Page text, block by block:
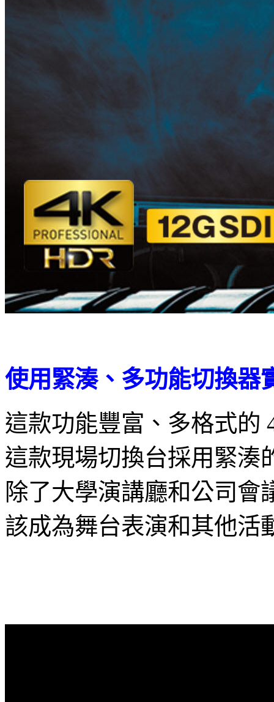
使用緊湊、多功能切換器
這款功能豐富、多格式的
這款現場切換台採用緊湊
除了大學演講廳和公司會
該成為舞台表演和其他活